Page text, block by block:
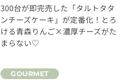
300台が即完売した「タルトタタ
ンチーズケーキ」が定番化！とろ
ける青森りんご×濃厚チーズがた
まらない♡